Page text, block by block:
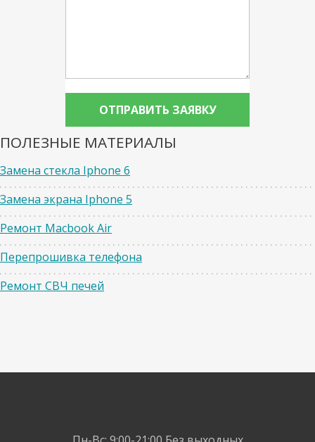
ПОЛЕЗНЫЕ МАТЕРИАЛЫ
Замена стекла Iphone 6
Замена экрана Iphone 5
Ремонт Macbook Air
Перепрошивка телефона
Ремонт СВЧ печей